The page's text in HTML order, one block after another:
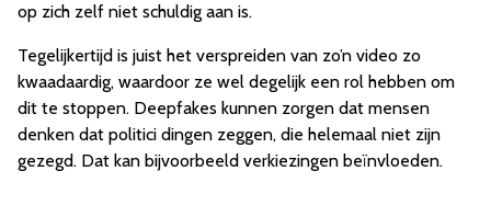
op zich zelf niet schuldig aan is.
Tegelijkertijd is juist het verspreiden van zo’n video zo
kwaadaardig, waardoor ze wel degelijk een rol hebben om
dit te stoppen. Deepfakes kunnen zorgen dat mensen
denken dat politici dingen zeggen, die helemaal niet zijn
gezegd. Dat kan bijvoorbeeld verkiezingen beïnvloeden.